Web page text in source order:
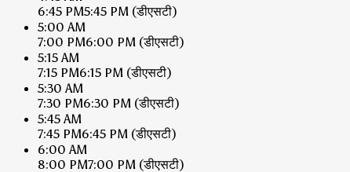
6:45 PM5:45 PM (डीएसटी)
5:00 AM
7:00 PM6:00 PM (डीएसटी)
5:15 AM
7:15 PM6:15 PM (डीएसटी)
5:30 AM
7:30 PM6:30 PM (डीएसटी)
5:45 AM
7:45 PM6:45 PM (डीएसटी)
6:00 AM
8:00 PM7:00 PM (डीएसटी)